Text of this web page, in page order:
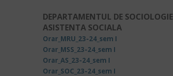
DEPARTAMENTUL DE SOCIOLOGIE
ASISTENTA SOCIALA
Orar_MRU_23-24_sem I
Orar_MSS_23-24_sem I
Orar_AS_23-24_sem I
Orar_SOC_23-24_sem I